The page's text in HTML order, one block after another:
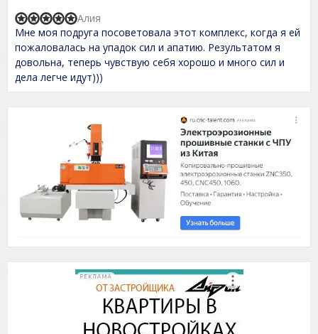
t
o
f
5
R
a
t
d
5
,
Мне моя подруга посоветовала этот комплекс, когда я ей
пожаловалась на упадок сил и апатию. Результатом я
довольна, теперь чувствую себя хорошо и много сил и
дела легче идут)))
Алия